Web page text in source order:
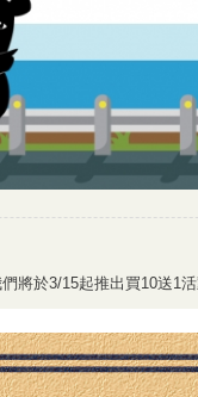
將於3/15起推出買10送1